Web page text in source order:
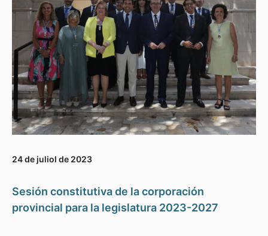
24 de juliol de 2023
Sesión constitutiva de la corporación
provincial para la legislatura 2023-2027